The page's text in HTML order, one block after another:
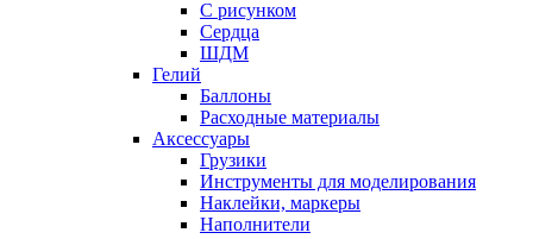
С рисунком
Сердца
ШДМ
Гелий
Баллоны
Расходные материалы
Аксессуары
Грузики
Инструменты для моделирования
Наклейки, маркеры
Наполнители